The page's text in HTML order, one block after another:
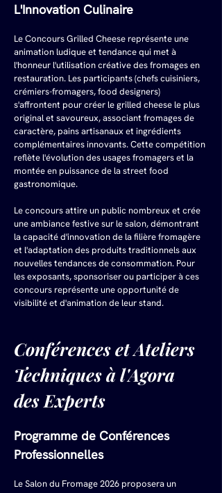
L'Innovation Culinaire
Le Concours Grilled Cheese représente une
animation ludique et tendance qui met à
l'honneur l'utilisation créative des fromages en
restauration. Les participants (chefs cuisiniers,
crémiers-fromagers, food designers)
s'affrontent pour créer le grilled cheese le plus
original et savoureux, associant fromages de
caractère, pains artisanaux et ingrédients
complémentaires innovants. Cette compétition
reflète l'évolution des usages fromagers et la
montée en puissance de la street food
gastronomique.
Le concours attire un public nombreux et crée
une ambiance festive sur le salon, démontrant
la capacité d'innovation de la filière fromagère
et l'adaptation des produits traditionnels aux
nouvelles tendances de consommation. Pour
les exposants, sponsoriser ou participer à ces
concours représente une opportunité de
visibilité et d'animation de leur stand.
Conférences et Ateliers
Techniques à l'Agora
des Experts
Programme de Conférences
Professionnelles
Le Salon du Fromage 2026 proposera un